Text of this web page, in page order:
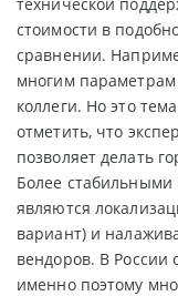
стоимости в
сравнении.
многим
коллеги. Но это
отметить, что
позволяет делать
Более
являются
вариант) и
вендоров. В России
именно поэтому